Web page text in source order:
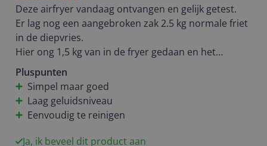
Deze airfryer vandaag ontvangen en gelijk getest.
Er lag nog een aangebroken zak 2.5 kg normale friet
in de diepvries.
Hier ong 1,5 kg van in de fryer gedaan en het
automatische programma geselecteerd 200°C 25
min.
Het geluid is niet hinderlijk het is wel te horen.
De instellingen zijn duidelijk en overzichtelijk.
Het resultaat viel mij erg mee, frietjes waren krokant
en knapperig op een schaal tot 10 invergelijk met
Pluspunten
Simpel maar goed
Laag geluidsniveau
Eenvoudig te reinigen
Ja, ik beveel dit product aan